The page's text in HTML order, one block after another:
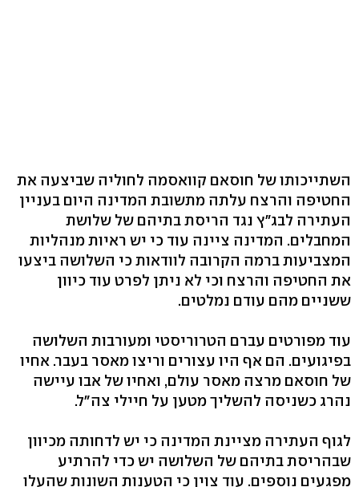
השתייכותו של חוסאם קוואסמה לחוליה שביצעה את
החטיפה והרצח עלתה מתשובת המדינה היום בעניין
העתירה לבג"ץ נגד הריסת בתיהם של שלושת
המחבלים. המדינה ציינה עוד כי יש ראיות מנהליות
המצביעות ברמה הקרובה לוודאות כי השלושה ביצעו
את החטיפה והרצח וכי לא ניתן לפרט עוד כיוון
ששניים מהם עודם נמלטים.
עוד מפורטים עברם הטרוריסטי ומעורבות השלושה
בפיגועים. הם אף היו עצורים וריצו מאסר בעבר. אחיו
של חוסאם מרצה מאסר עולם, ואחיו של אבו עיישה
נהרג כשניסה להשליך מטען על חיילי צה"ל.
לגוף העתירה מציינת המדינה כי יש לדחותה מכיוון
שבהריסת בתיהם של השלושה יש כדי להרתיע
מפגעים נוספים. עוד צוין כי הטענות השונות שהעלו